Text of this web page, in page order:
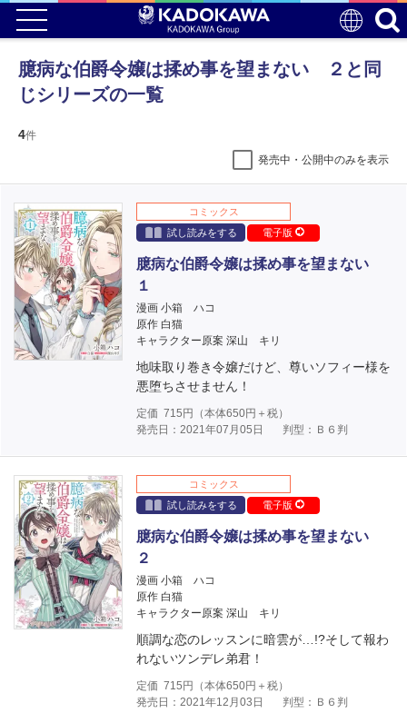
臆病な伯爵令嬢は揉め事を望まない ２と同
じシリーズの一覧
4件
発売中・公開中のみを表示
コミックス
試し読みをする
電子版
臆病な伯爵令嬢は揉め事を望まない
１
漫画 小箱 ハコ
原作 白猫
キャラクター原案 深山 キリ
地味取り巻き令嬢だけど、尊いソフィー様を
悪堕ちさせません！
定価 715 円（本体650円＋税）
発売日：2021年07月05日
判型：Ｂ６判
コミックス
試し読みをする
電子版
臆病な伯爵令嬢は揉め事を望まない
２
漫画 小箱 ハコ
原作 白猫
キャラクター原案 深山 キリ
順調な恋のレッスンに暗雲が…!?そして報わ
れないツンデレ弟君！
定価 715 円（本体650円＋税）
発売日：2021年12月03日
判型：Ｂ６判